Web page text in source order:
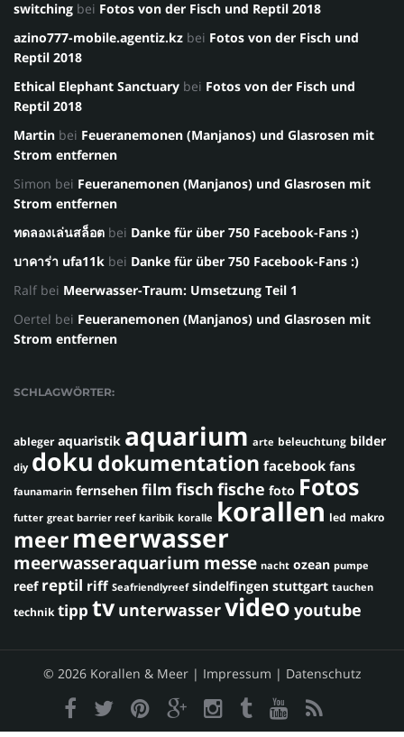
switching bei Fotos von der Fisch und Reptil 2018
azino777-mobile.agentiz.kz bei Fotos von der Fisch und
Reptil 2018
Ethical Elephant Sanctuary bei Fotos von der Fisch und
Reptil 2018
Martin bei Feueranemonen (Manjanos) und Glasrosen mit
Strom entfernen
Simon bei Feueranemonen (Manjanos) und Glasrosen mit
Strom entfernen
ทดลองเล่นสล็อต bei Danke für über 750 Facebook-Fans :)
บาคาร่า ufa11k bei Danke für über 750 Facebook-Fans :)
Ralf bei Meerwasser-Traum: Umsetzung Teil 1
Oertel bei Feueranemonen (Manjanos) und Glasrosen mit
Strom entfernen
SCHLAGWÖRTER:
ableger aquaristik aquarium arte beleuchtung bilder
diy doku dokumentation facebook fans
faunamarin fernsehen film fisch fische foto Fotos
futter great barrier reef karibik koralle korallen led makro
meermeerwasser
meerwasseraquarium messe nacht ozean pumpe
reef reptil riff Seafriendlyreef sindelfingen stuttgart tauchen
technik tipp tv unterwasservideo youtube
© 2026 Korallen & Meer | Impressum | Datenschutz